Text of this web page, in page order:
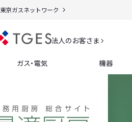
東京ガスネットワーク
法人のお客さま
ガス・電気 機器